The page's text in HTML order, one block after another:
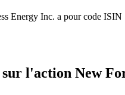
Energy Inc. a pour code ISIN
sur l'action New